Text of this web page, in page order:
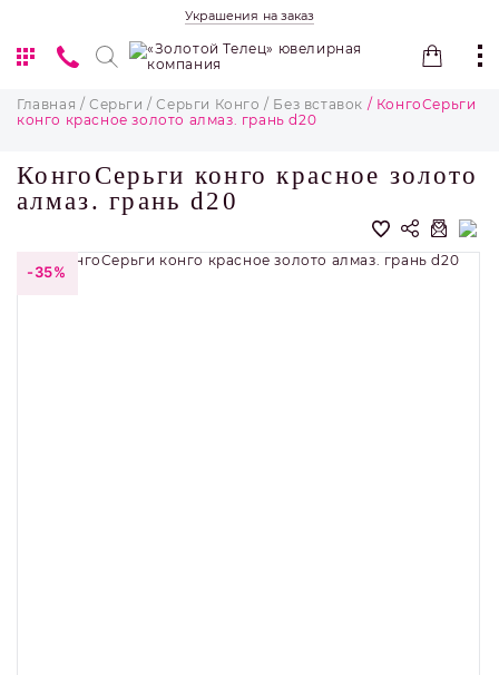
Украшения на заказ
Главная / Серьги / Серьги Конго / Без вставок / КонгоСерьги
конго красное золото алмаз. грань d20
КонгоСерьги конго красное золото
алмаз. грань d20
-35%